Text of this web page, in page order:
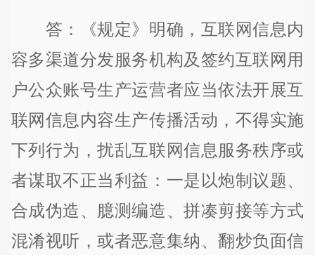
答：《规定》明确，互联网信息内
容多渠道分发服务机构及签约互联网用
户公众账号生产运营者应当依法开展互
联网信息内容生产传播活动，不得实施
下列行为，扰乱互联网信息服务秩序或
者谋取不正当利益：一是以炮制议题、
合成伪造、臆测编造、拼凑剪接等方式
混淆视听，或者恶意集纳、翻炒负面信